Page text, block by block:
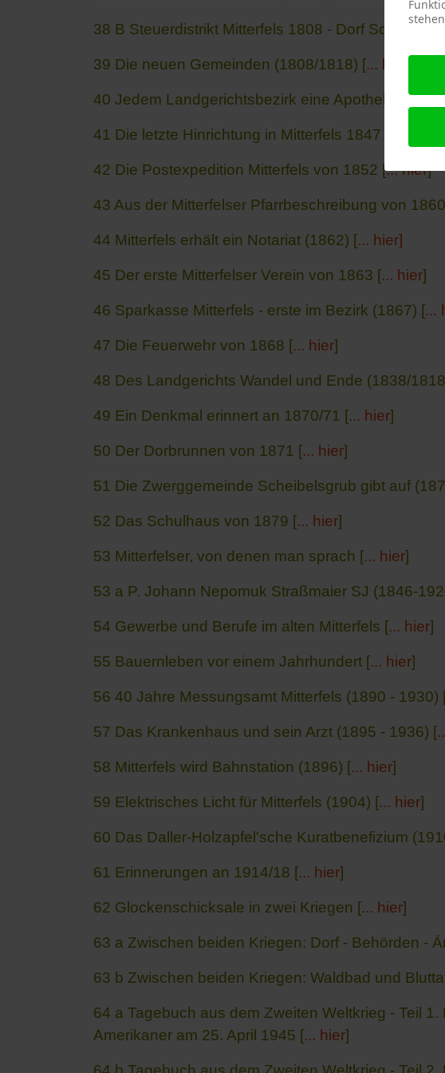
38 B Steuerdistrikt Mitterfels 1808 - Dorf
39 Die neuen Gemeinden (1808/1818) [... hier
40 Jedem Landgerichtsbezirk eine Apotheke
41 Die letzte Hinrichtung in Mitterfels 1847 [
42 Die Postexpedition Mitterfels von 1852 [... hier]
43 Aus der Mitterfelser Pfarrbeschreibung von
44 Mitterfels erhält ein Notariat (1862) [... hier]
45 Der erste Mitterfelser Verein von 1863 [... hier]
46 Sparkasse Mitterfels - erste im Bezirk (1867) [...
47 Die Feuerwehr von 1868 [... hier]
48 Des Landgerichts Wandel und Ende (1838/
49 Ein Denkmal erinnert an 1870/71 [... hier]
50 Der Dorbrunnen von 1871 [... hier]
51 Die Zwerggemeinde Scheibelsgrub gibt auf
52 Das Schulhaus von 1879 [... hier]
53 Mitterfelser, von denen man sprach [... hier]
53 a P. Johann Nepomuk Straßmaier SJ (1846-
54 Gewerbe und Berufe im alten Mitterfels [... hier]
55 Bauernleben vor einem Jahrhundert [... hier]
56 40 Jahre Messungsamt Mitterfels (1890 - 1930)
57 Das Krankenhaus und sein Arzt (1895 - 1936) [
58 Mitterfels wird Bahnstation (1896) [... hier]
59 Elektrisches Licht für Mitterfels (1904) [... hier]
60 Das Daller-Holzapfel'sche Kuratbenefizium
61 Erinnerungen an 1914/18 [... hier]
62 Glockenschicksale in zwei Kriegen [... hier]
63 a Zwischen beiden Kriegen: Dorf - Behörden -
63 b Zwischen beiden Kriegen: Waldbad und
64 a Tagebuch aus dem Zweiten Weltkrieg - Teil
Amerikaner am 25. April 1945 [... hier]